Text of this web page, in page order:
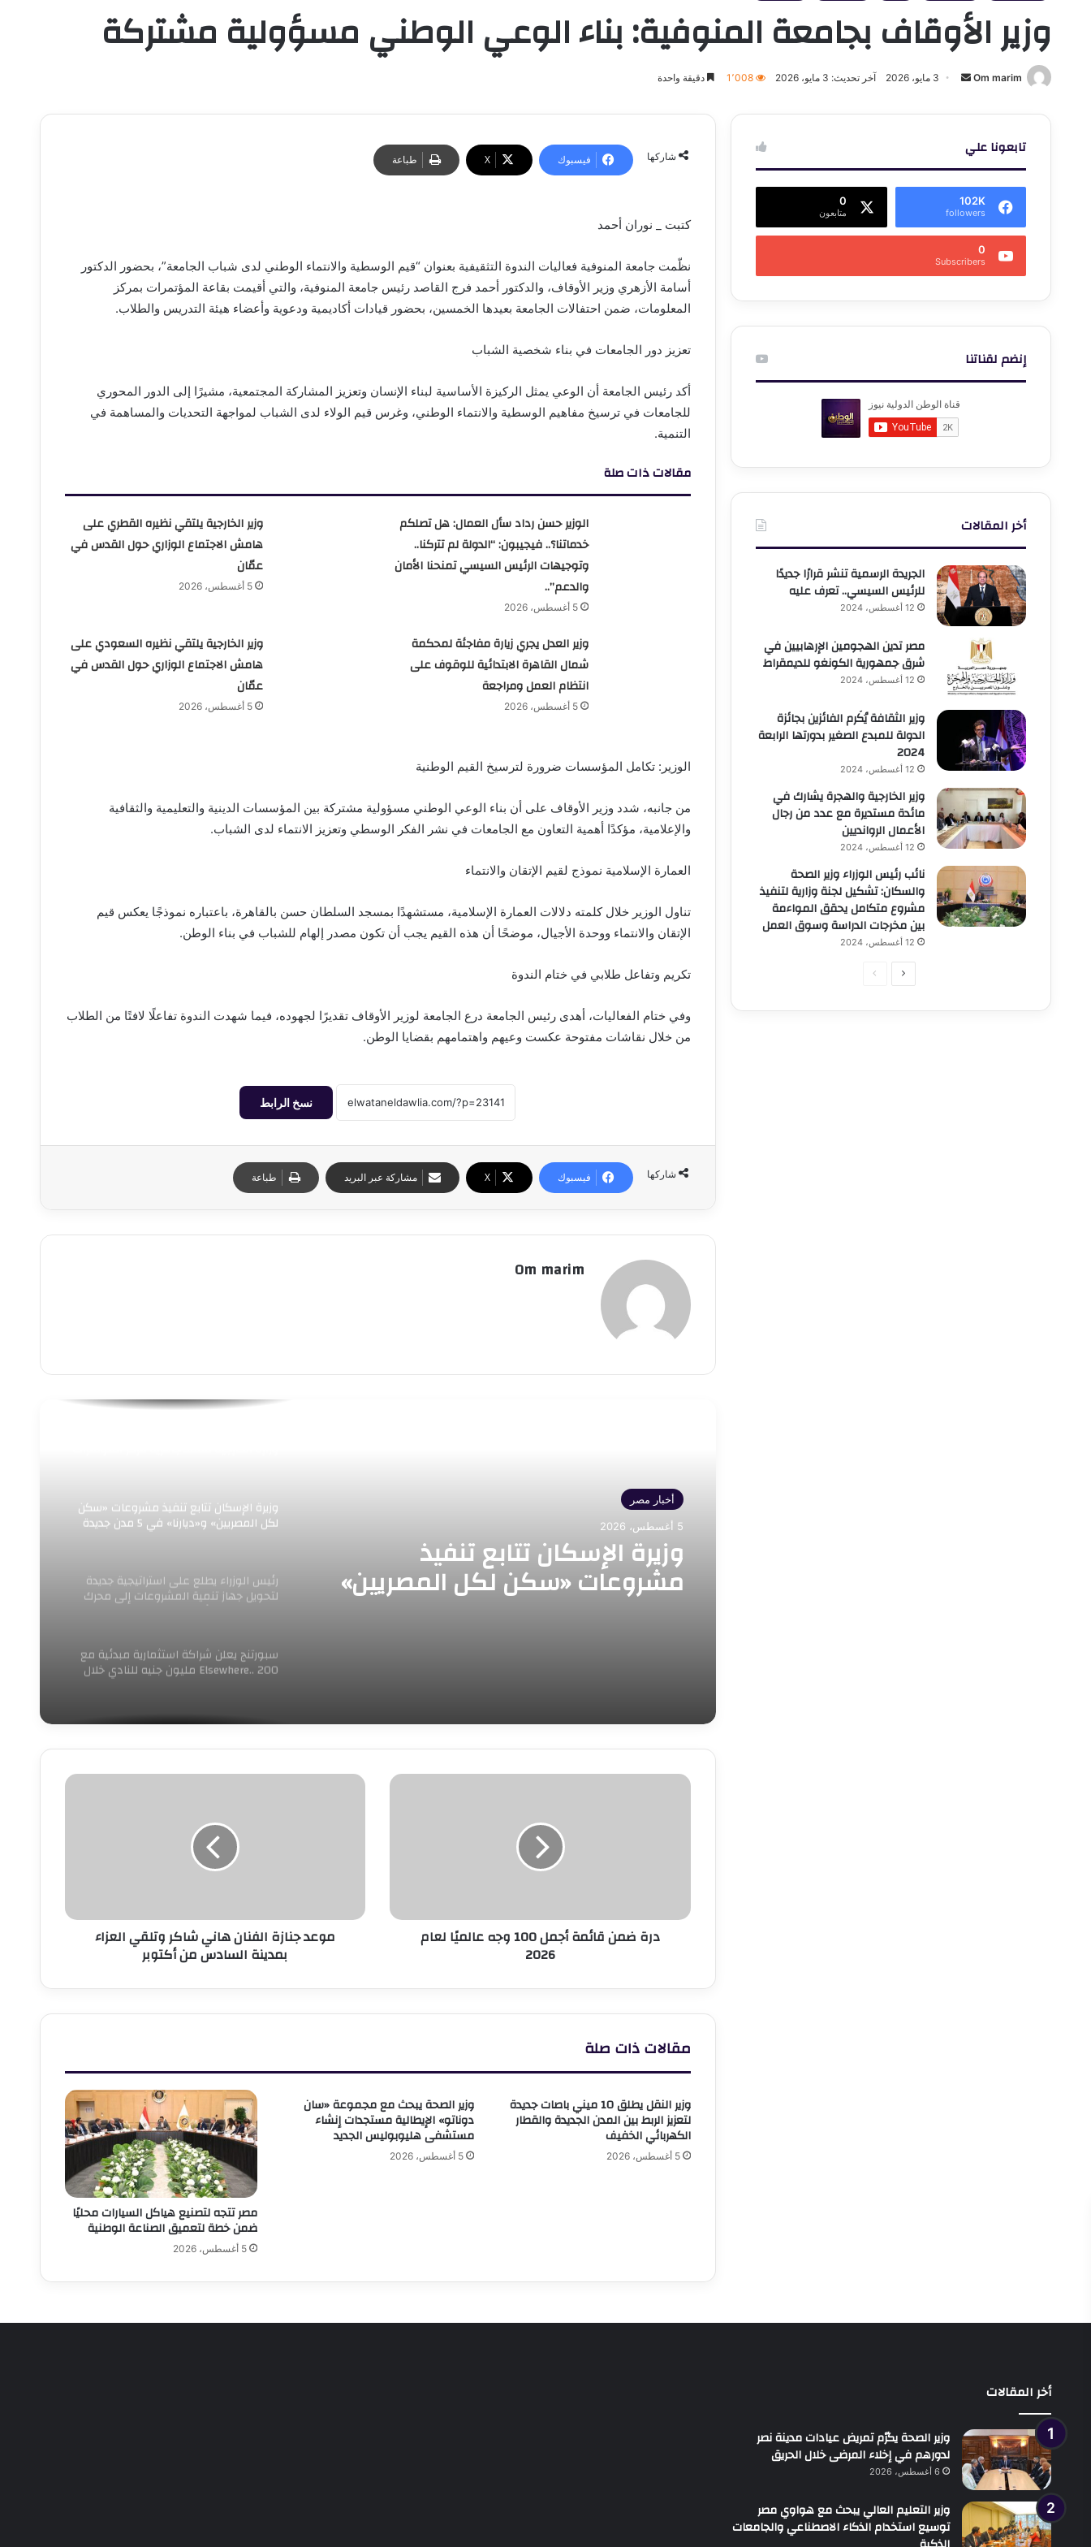
وزير الأوقاف بجامعة المنوفية: بناء الوعي الوطني مسؤولية مشتركة
Om marim
أرسل
إلكترونيا
3 مايو، 2026 آخر تحديث: 3 مايو، 2026 1٬008 دقيقة واحدة
شاركها فيسبوك ‫X طباعة
كتبت _ نوران أحمد
نظّمت جامعة المنوفية فعاليات الندوة التثقيفية بعنوان “قيم الوسطية والانتماء الوطني لدى شباب الجامعة”، بحضور الدكتور
أسامة الأزهري وزير الأوقاف، والدكتور أحمد فرج القاصد رئيس جامعة المنوفية، والتي أقيمت بقاعة المؤتمرات بمركز
المعلومات، ضمن احتفالات الجامعة بعيدها الخمسين، بحضور قيادات أكاديمية ودعوية وأعضاء هيئة التدريس والطلاب.
تعزيز دور الجامعات في بناء شخصية الشباب
أكد رئيس الجامعة أن الوعي يمثل الركيزة الأساسية لبناء الإنسان وتعزيز المشاركة المجتمعية، مشيرًا إلى الدور المحوري
للجامعات في ترسيخ مفاهيم الوسطية والانتماء الوطني، وغرس قيم الولاء لدى الشباب لمواجهة التحديات والمساهمة في
التنمية.
مقالات ذات صلة
الوزير حسن رداد سأل العمال: هل تصلكم
خدماتنا؟.. فيجيبون: “الدولة لم تتركنا..
وتوجيهات الرئيس السيسي تمنحنا الأمان
والدعم”..
5 أغسطس، 2026
وزير الخارجية يلتقي نظيره القطري على
هامش الاجتماع الوزاري حول القدس في
عمّان
5 أغسطس، 2026
وزير العدل يجري زيارة مفاجئة لمحكمة
شمال القاهرة الابتدائية للوقوف على
انتظام العمل ومراجعة
5 أغسطس، 2026
وزير الخارجية يلتقي نظيره السعودي على
هامش الاجتماع الوزاري حول القدس في
عمّان
5 أغسطس، 2026
الوزير: تكامل المؤسسات ضرورة لترسيخ القيم الوطنية
من جانبه، شدد وزير الأوقاف على أن بناء الوعي الوطني مسؤولية مشتركة بين المؤسسات الدينية والتعليمية والثقافية
والإعلامية، مؤكدًا أهمية التعاون مع الجامعات في نشر الفكر الوسطي وتعزيز الانتماء لدى الشباب.
العمارة الإسلامية نموذج لقيم الإتقان والانتماء
تناول الوزير خلال كلمته دلالات العمارة الإسلامية، مستشهدًا بمسجد السلطان حسن بالقاهرة، باعتباره نموذجًا يعكس قيم
الإتقان والانتماء ووحدة الأجيال، موضحًا أن هذه القيم يجب أن تكون مصدر إلهام للشباب في بناء الوطن.
تكريم وتفاعل طلابي في ختام الندوة
وفي ختام الفعاليات، أهدى رئيس الجامعة درع الجامعة لوزير الأوقاف تقديرًا لجهوده، فيما شهدت الندوة تفاعلًا لافتًا من الطلاب
من خلال نقاشات مفتوحة عكست وعيهم واهتمامهم بقضايا الوطن.
نسخ الرابط
شاركها فيسبوك ‫X مشاركة عبر البريد طباعة
Om marim
أخبار مصر
5 أغسطس، 2026
وزيرة الإسكان تتابع تنفيذ
مشروعات «سكن لكل المصريين»
و«ديارنا» في 5 مدن جديدة
وزيرة الإسكان تتابع تنفيذ مشروعات «سكن
لكل المصريين» و«ديارنا» في 5 مدن جديدة
رئيس الوزراء يطلع على استراتيجية جديدة
لتحويل جهاز تنمية المشروعات إلى محرك
للنمو وريادة الأعمال
سبورتنج يعلن شراكة استثمارية مبدئية مع
Elsewhere.. 200 مليون جنيه للنادي خلال
درة
2026
درة ضمن قائمة أجمل 100 وجه عالميًا لعام
2026
موعد
السادس
موعد جنازة الفنان هاني شاكر وتلقي العزاء
بمدينة السادس من أكتوبر
مقالات ذات صلة
وزير النقل يطلق 10 ميني باصات جديدة
لتعزيز الربط بين المدن الجديدة والقطار
الكهربائي الخفيف
5 أغسطس، 2026
وزير الصحة يبحث مع مجموعة «سان
دوناتو» الإيطالية مستجدات إنشاء
مستشفى هليوبوليس الجديد
5 أغسطس، 2026
مصر تتجه لتصنيع هياكل السيارات محليًا
ضمن خطة لتعميق الصناعة الوطنية
5 أغسطس، 2026
تابعونا علي
102K
followers
0
متابعون
0
Subscribers
إنضم لقناتنا
أخر المقالات
الجريدة الرسمية تنشر قرارًا جديدًا
للرئيس السيسي.. تعرف عليه
12 أغسطس، 2024
مصر تدين الهجومين الإرهابيين في
شرق جمهورية الكونغو للديمقراط
12 أغسطس، 2024
وزير الثقافة يُكَرم الفائزين بجائزة
الدولة للمبدع الصغير بدورتها الرابعة
2024
12 أغسطس، 2024
وزير الخارجية والهجرة يشارك في
مائدة مستديرة مع عدد من رجال
الأعمال الروانديين
12 أغسطس، 2024
نائب رئيس الوزراء وزير الصحة
والسكان: تشكيل لجنة وزارية لتنفيذ
مشروع متكامل يحقق المواءمة
بين مخرجات الدراسة وسوق العمل
12 أغسطس، 2024
الصفحةالصفحة
أخر المقالات
وزير الصحة يكرّم تمريض عيادات مدينة نصر
لدورهم في إخلاء المرضى خلال الحريق
6 أغسطس، 2026
وزير التعليم العالي يبحث مع هواوي مصر
توسيع استخدام الذكاء الاصطناعي والجامعات